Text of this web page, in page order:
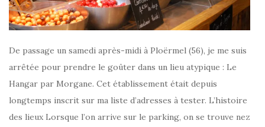
De passage un samedi après-midi à Ploërmel (56), je me suis
arrêtée pour prendre le goûter dans un lieu atypique : Le
Hangar par Morgane. Cet établissement était depuis
longtemps inscrit sur ma liste d’adresses à tester. L’histoire
des lieux Lorsque l’on arrive sur le parking, on se trouve nez